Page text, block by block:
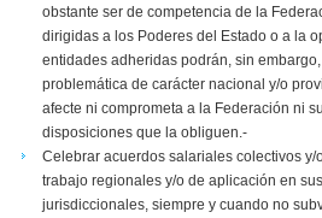
obstante ser de competencia de la
dirigidas a los Poderes del Estado o a la
entidades adheridas podrán, sin
problemática de carácter nacional y/o
afecte ni comprometa a la Federación ni
disposiciones que la obliguen.-
Celebrar acuerdos salariales colectivos y/
trabajo regionales y/o de aplicación en
jurisdiccionales, siempre y cuando no